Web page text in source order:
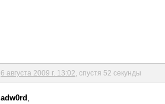
6 августа 2009 г. 13:02 , спустя 52 секунды
adw0rd ,